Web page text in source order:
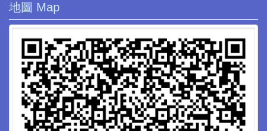
地圖 Map